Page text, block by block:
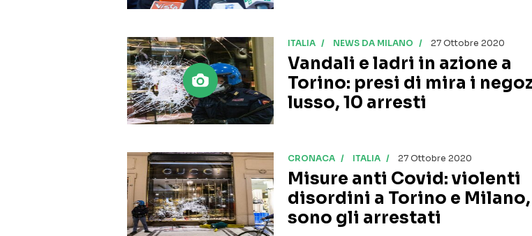
ITALIA NEWS DA MILANO 27 Ottobre 2020
Vandali e ladri in azione a
Torino: presi di mira i
lusso, 10 arresti
CRONACA ITALIA 27 Ottobre 2020
Misure anti Covid: violenti
disordini a Torino e
sono gli arrestati